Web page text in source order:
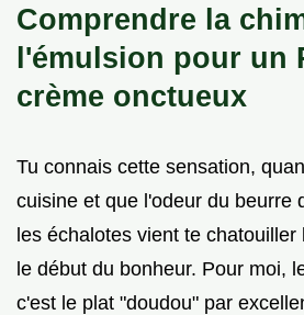
Comprendre la
l'émulsion pour un
crème onctueux
Tu connais cette sensation,
cuisine et que l'odeur du beurre
les échalotes vient te chatouiller
le début du bonheur. Pour moi,
c'est le plat "doudou" par